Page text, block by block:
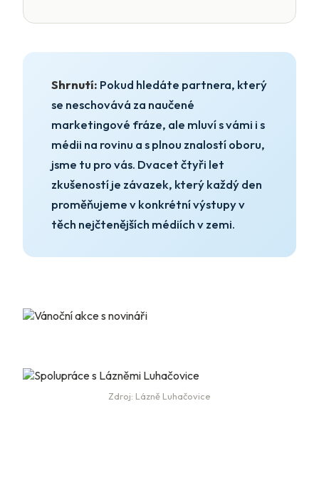
Shrnutí: Pokud hledáte partnera, který
se neschovává za naučené
marketingové fráze, ale mluví s vámi i s
médii na rovinu a s plnou znalostí oboru,
jsme tu pro vás. Dvacet čtyři let
zkušeností je závazek, který každý den
proměňujeme v konkrétní výstupy v
těch nejčtenějších médiích v zemi.
Zdroj: Lázně Luhačovice